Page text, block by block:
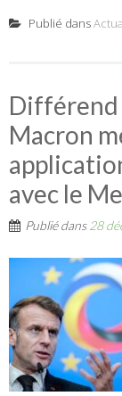
Publié dans
Différend
Macron
avec le
Publié dans 28